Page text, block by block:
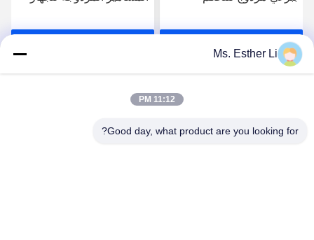
احصل على افضل سعر
Ms. Esther Li
11:12 PM
Good day, what product are you looking for?